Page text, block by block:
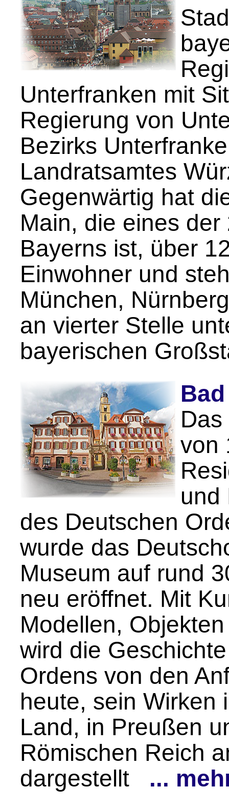
Unterfranken mit
Regierung von
Bezirks
Landratsamtes
Gegenwärtig hat
Main, die eines
Bayerns ist, über
Einwohner und
München,
an vierter Stelle
bayerischen
von
und
des Deutschen
wurde das
Museum auf rund
neu eröffnet. Mit
Modellen,
wird die
Ordens von den
heute, sein Wirken
Land, in Preußen
Römischen Reich
dargestellt ...